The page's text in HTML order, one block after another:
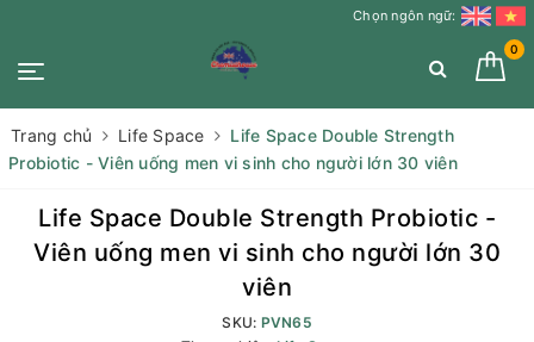
Chọn ngôn ngữ:
0
Trang chủ Life Space
Life Space Double Strength
Probiotic - Viên uống men vi sinh cho người lớn 30 viên
Life Space Double Strength Probiotic -
Viên uống men vi sinh cho người lớn 30
viên
SKU: PVN65